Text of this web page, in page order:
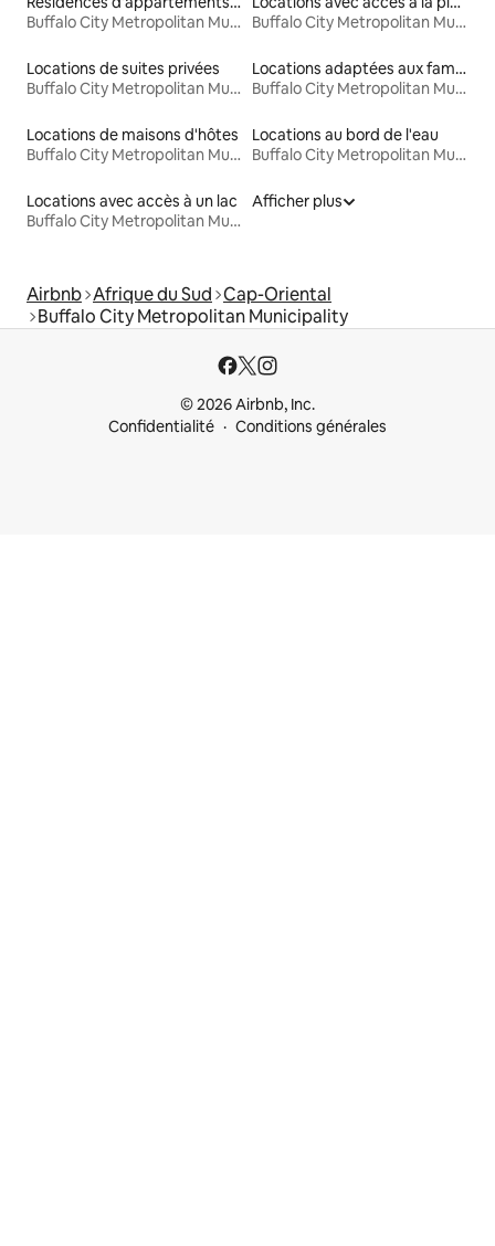
Buffalo City Metropolitan Municipality
Buffalo City Metropolitan Municipality
Locations de suites privées
Buffalo City Metropolitan Municipality
Locations adaptées aux familles
Buffalo City Metropolitan Municipality
Locations de maisons d'hôtes
Buffalo City Metropolitan Municipality
Locations au bord de l'eau
Buffalo City Metropolitan Municipality
Locations avec accès à un lac
Buffalo City Metropolitan Municipality
Afficher plus
Airbnb Afrique du Sud Cap-Oriental
Buffalo City Metropolitan Municipality
© 2026 Airbnb, Inc.
Confidentialité
Conditions générales